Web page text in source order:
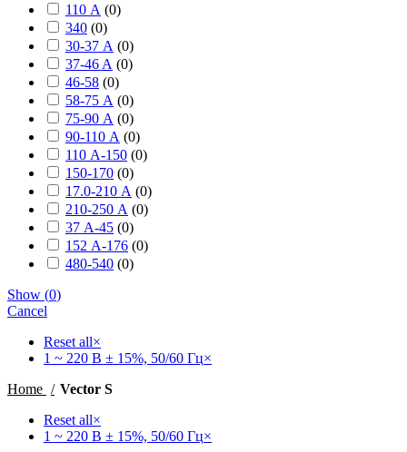
110 А (0)
340 (0)
30-37 А (0)
37-46 A (0)
46-58 (0)
58-75 А (0)
75-90 А (0)
90-110 А (0)
110 А-150 (0)
150-170 (0)
17.0-210 А (0)
210-250 А (0)
37 А-45 (0)
152 А-176 (0)
480-540 (0)
Show (0)
Cancel
Reset all×
1 ~ 220 В ± 15%, 50/60 Гц×
Home
Vector S
Reset all×
1 ~ 220 В ± 15%, 50/60 Гц×